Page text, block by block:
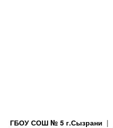
ГБОУ СОШ № 5 г.Сызрани